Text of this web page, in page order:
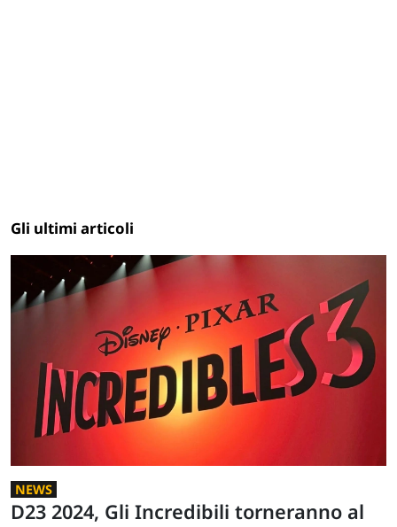
Gli ultimi articoli
NEWS
D23 2024, Gli Incredibili torneranno al